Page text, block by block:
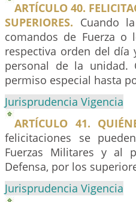
ARTÍCULO 40.
SUPERIORES. Cuando
comandos de Fuerza o
respectiva orden del día
personal de la unidad.
permiso especial hasta
Jurisprudencia Vigencia
ARTÍCULO 41.
felicitaciones se
Fuerzas Militares y al
Defensa, por los
Jurisprudencia Vigencia